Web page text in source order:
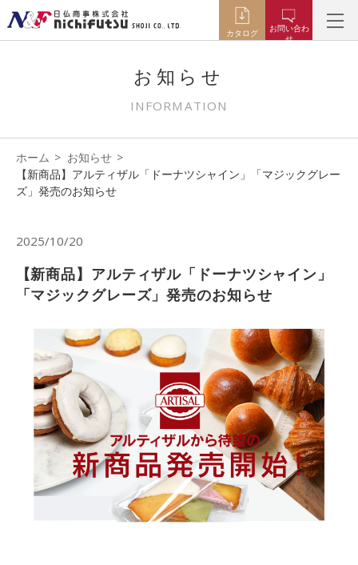
カタログ
お問い合わ
せ
お知らせ
INFORMATION
ホーム
お知らせ
【新商品】アルティザル「ドーナツシャイン」「マジックグレー
ズ」発売のお知らせ
2025/10/20
【新商品】アルティザル「ドーナツシャイン」
「マジックグレーズ」発売のお知らせ